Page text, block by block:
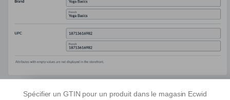
Spécifier un GTIN pour un produit dans le magasin Ecwid